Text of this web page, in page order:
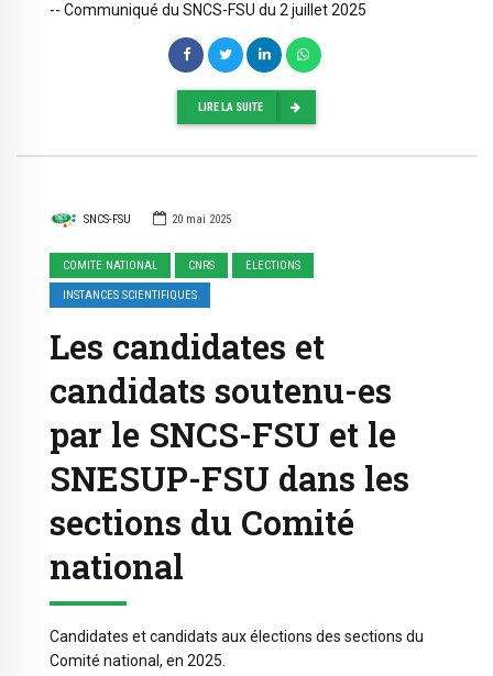
-- Communiqué du SNCS-FSU du 2 juillet 2025
LIRE LA SUITE
SNCS-FSU 20 mai 2025
COMITE NATIONAL CNRS ELECTIONS
INSTANCES SCIENTIFIQUES
Les candidates et
candidats soutenu-es
par le SNCS-FSU et le
SNESUP-FSU dans les
sections du Comité
national
Candidates et candidats aux élections des sections du
Comité national, en 2025.